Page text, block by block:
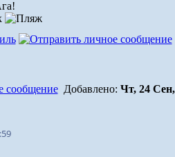
Добавлено: Чт, 24